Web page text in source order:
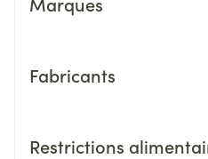
Fabricants
Restrictions